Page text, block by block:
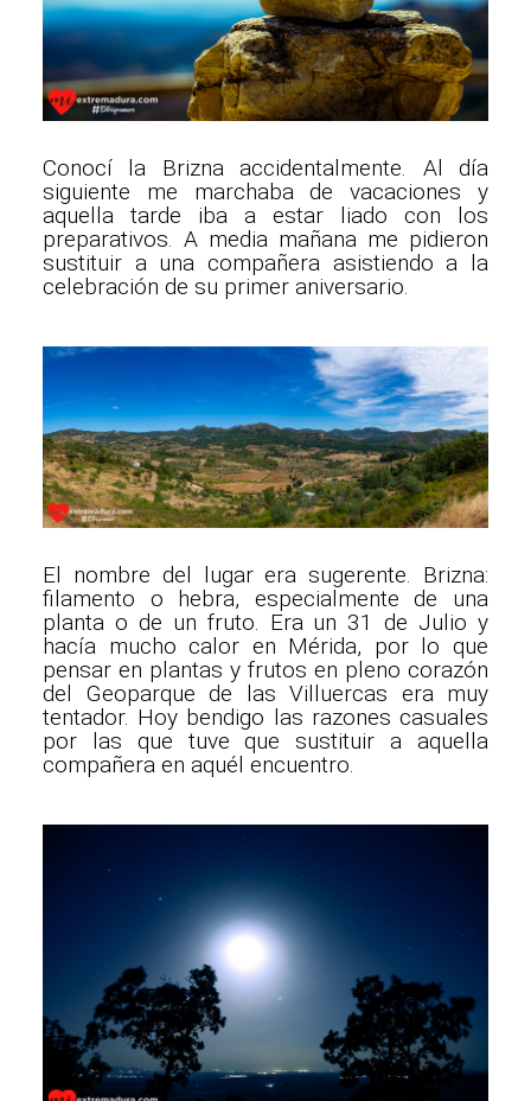
Conocí la Brizna accidentalmente. Al día
siguiente me marchaba de vacaciones y
aquella tarde iba a estar liado con los
preparativos. A media mañana me pidieron
sustituir a una compañera asistiendo a la
celebración de su primer aniversario.
El nombre del lugar era sugerente. Brizna:
filamento o hebra, especialmente de una
planta o de un fruto. Era un 31 de Julio y
hacía mucho calor en Mérida, por lo que
pensar en plantas y frutos en pleno corazón
del Geoparque de las Villuercas era muy
tentador. Hoy bendigo las razones casuales
por las que tuve que sustituir a aquella
compañera en aquél encuentro.